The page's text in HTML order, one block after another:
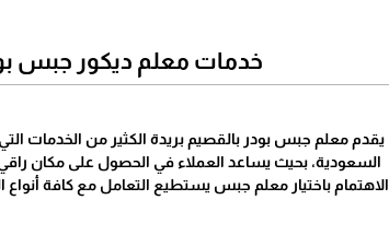
خدمات معلم ديكور جبس
يقدم معلم جبس بودر بالقصيم بريدة الكثير من الخدمات
السعودية، بحيث يساعد العملاء في الحصول على مكان
الاهتمام باختيار معلم جبس يستطيع التعامل مع كافة